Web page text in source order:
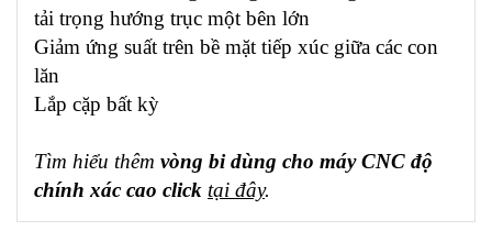
tải trọng hướng trục một bên lớn
Giảm ứng suất trên bề mặt tiếp xúc giữa các con
lăn
Lắp cặp bất kỳ
Tìm hiểu thêm vòng bi dùng cho máy CNC độ
chính xác cao click tại đây.